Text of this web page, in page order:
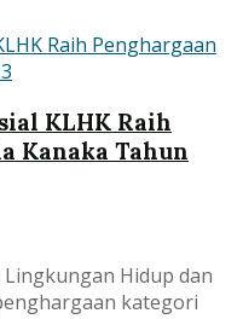
KLHK Raih
Kanaka Tahun
Lingkungan Hidup dan
kategori